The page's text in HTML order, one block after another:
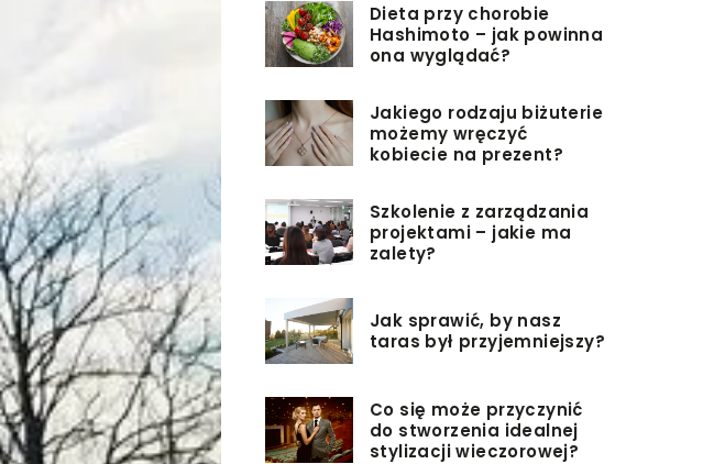
Dieta przy chorobie
Hashimoto – jak powinna
ona wyglądać?
Jakiego rodzaju biżuterie
możemy wręczyć
kobiecie na prezent?
Szkolenie z zarządzania
projektami – jakie ma
zalety?
Jak sprawić, by nasz
taras był przyjemniejszy?
Co się może przyczynić
do stworzenia idealnej
stylizacji wieczorowej?